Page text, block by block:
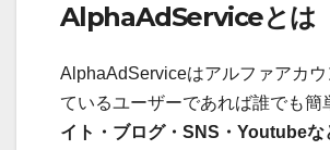
AlphaAdServiceとは
AlphaAdServiceはアルファアカウ
ているユーザーであれば誰でも簡
イト・ブログ・SNS・Youtubeな